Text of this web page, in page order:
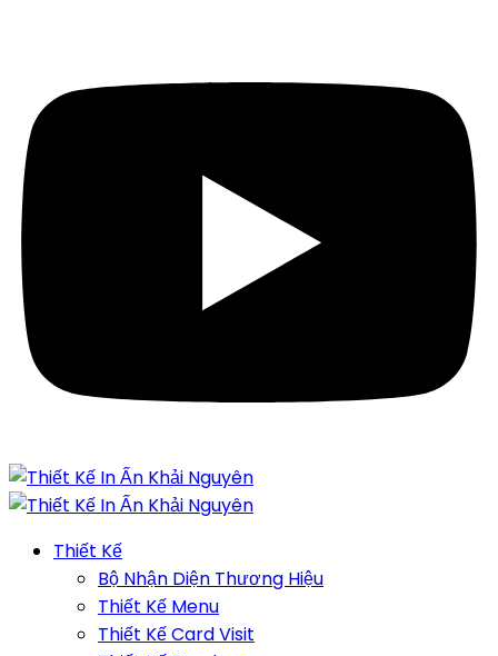
Thiết Kế
Bộ Nhận Diện Thương Hiệu
Thiết Kế Menu
Thiết Kế Card Visit